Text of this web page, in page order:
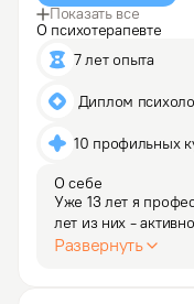
Показать все
О психотерапевте
7 лет опыта
Диплом
10 профильных
О себе
Уже 13 лет я
лет из них -
в психологию из-
Развернуть